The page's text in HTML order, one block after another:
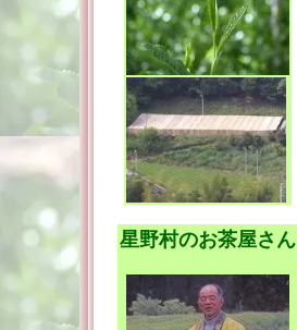
星野村のお茶屋さん